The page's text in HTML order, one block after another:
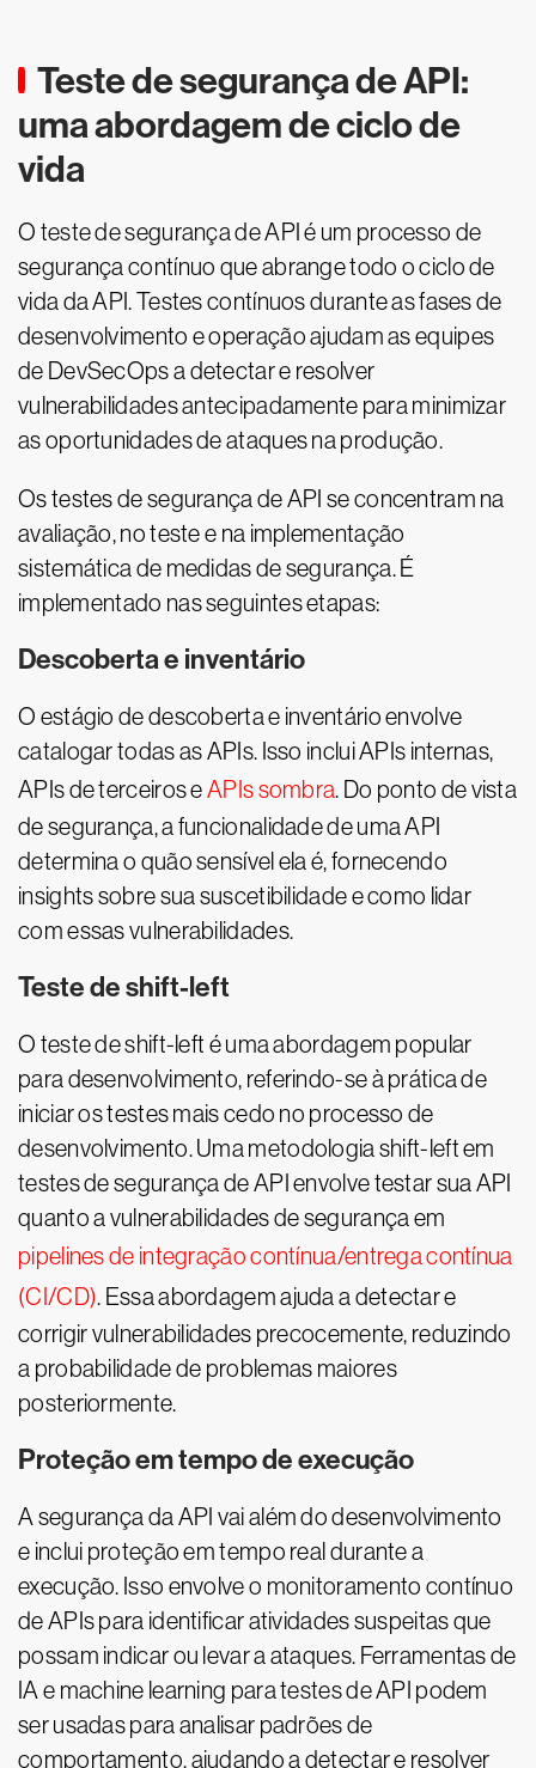
Teste de segurança de API:
uma abordagem de ciclo de
vida
O teste de segurança de API é um processo de
segurança contínuo que abrange todo o ciclo de
vida da API. Testes contínuos durante as fases de
desenvolvimento e operação ajudam as equipes
de DevSecOps a detectar e resolver
vulnerabilidades antecipadamente para minimizar
as oportunidades de ataques na produção.
Os testes de segurança de API se concentram na
avaliação, no teste e na implementação
sistemática de medidas de segurança. É
implementado nas seguintes etapas:
Descoberta e inventário
O estágio de descoberta e inventário envolve
catalogar todas as APIs. Isso inclui APIs internas,
APIs de terceiros eAPIs sombra. Do ponto de vista
de segurança, a funcionalidade de uma API
determina o quão sensível ela é, fornecendo
insights sobre sua suscetibilidade e como lidar
com essas vulnerabilidades.
Teste de shift-left
O teste de shift-left é uma abordagem popular
para desenvolvimento, referindo-se à prática de
iniciar os testes mais cedo no processo de
desenvolvimento. Uma metodologia shift-left em
testes de segurança de API envolve testar sua API
quanto a vulnerabilidades de segurança em
pipelines de integração contínua/entrega contínua
(CI/CD). Essa abordagem ajuda a detectar e
corrigir vulnerabilidades precocemente, reduzindo
a probabilidade de problemas maiores
posteriormente.
Proteção em tempo de execução
A segurança da API vai além do desenvolvimento
e inclui proteção em tempo real durante a
execução. Isso envolve o monitoramento contínuo
de APIs para identificar atividades suspeitas que
possam indicar ou levar a ataques. Ferramentas de
IA e machine learning para testes de API podem
ser usadas para analisar padrões de
comportamento, ajudando a detectar e resolver